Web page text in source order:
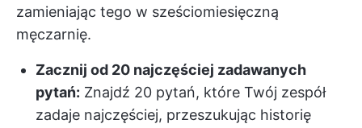
zamieniając tego w sześciomiesięczną
męczarnię.
Zacznij od 20 najczęściej zadawanych
pytań: Znajdź 20 pytań, które Twój zespół
zadaje najczęściej, przeszukując historię